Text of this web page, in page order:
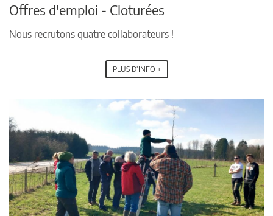
Offres d'emploi - Cloturées
Nous recrutons quatre collaborateurs !
PLUS D'INFO +